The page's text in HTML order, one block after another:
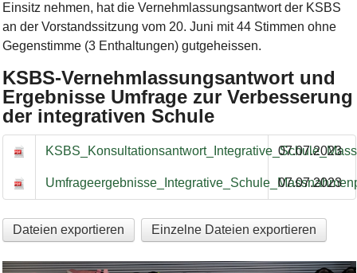
Einsitz nehmen, hat die Vernehmlassungsantwort der KSBS
an der Vorstandssitzung vom 20. Juni mit 44 Stimmen ohne
Gegenstimme (3 Enthaltungen) gutgeheissen.
KSBS-Vernehmlassungsantwort und
Ergebnisse Umfrage zur Verbesserung
der integrativen Schule
KSBS-Vernehmlassungsantwort und Ergebnisse Umfrage
07.07.2023
07.07.2023
Dateien exportieren Einzelne Dateien exportieren